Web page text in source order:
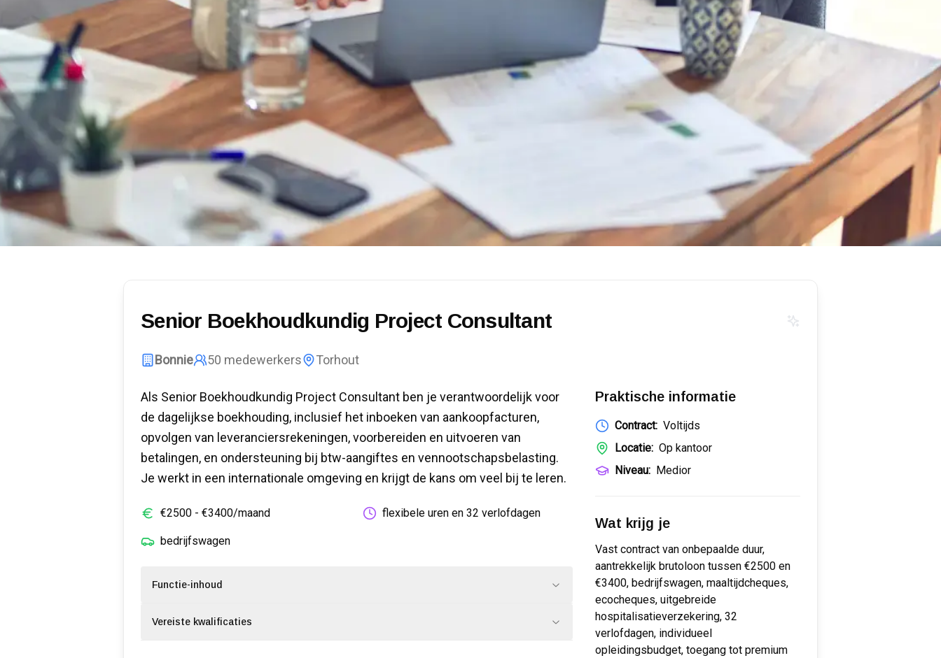
Senior Boekhoudkundig Project Consultant
Bonnie 50 medewerkers Torhout
Als Senior Boekhoudkundig Project Consultant ben je verantwoordelijk voor
de dagelijkse boekhouding, inclusief het inboeken van aankoopfacturen,
opvolgen van leveranciersrekeningen, voorbereiden en uitvoeren van
betalingen, en ondersteuning bij btw-aangiftes en vennootschapsbelasting.
Je werkt in een internationale omgeving en krijgt de kans om veel bij te leren.
€2500 - €3400/maand flexibele uren en 32 verlofdagen
bedrijfswagen
Functie-inhoud
Vereiste kwalificaties
Praktische informatie
Contract: Voltijds
Locatie: Op kantoor
Niveau: Medior
Wat krijg je
Vast contract van onbepaalde duur,
aantrekkelijk brutoloon tussen €2500 en
€3400, bedrijfswagen, maaltijdcheques,
ecocheques, uitgebreide
hospitalisatieverzekering, 32
verlofdagen, individueel
opleidingsbudget, toegang tot premium